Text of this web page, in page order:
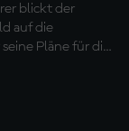
blickt der
auf die
Pläne für die